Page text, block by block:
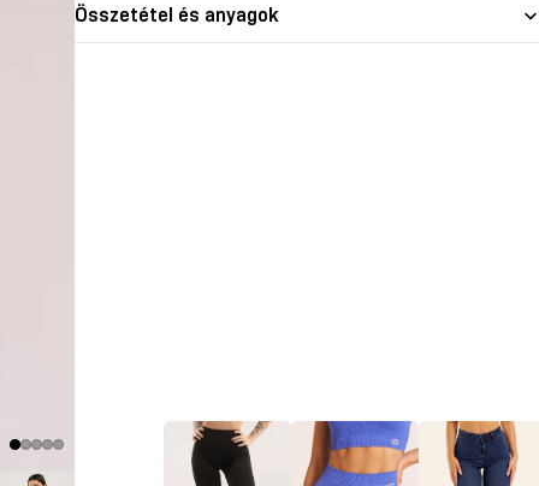
Összetétel és anyagok